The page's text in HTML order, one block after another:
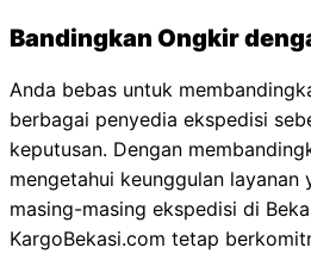
Bandingkan Ongkir
Anda bebas untuk
berbagai penyedia ekspedisi
keputusan. Dengan
mengetahui keunggulan
masing-masing ekspedisi di
KargoBekasi.com tetap